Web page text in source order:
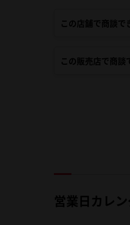
この店舗で商談で
この販売店で商談
営業日カレ